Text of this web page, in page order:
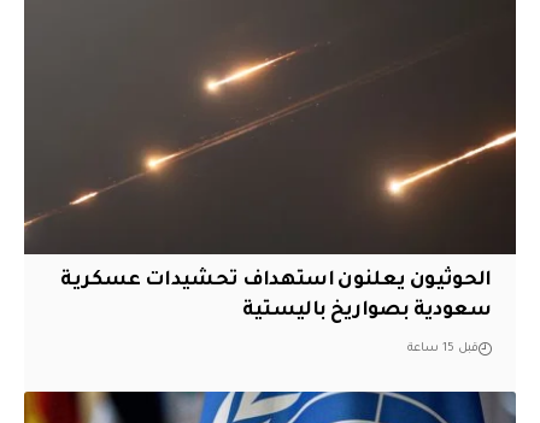
الحوثيون يعلنون استهداف تحشيدات عسكرية
سعودية بصواريخ باليستية
قبل 15 ساعة